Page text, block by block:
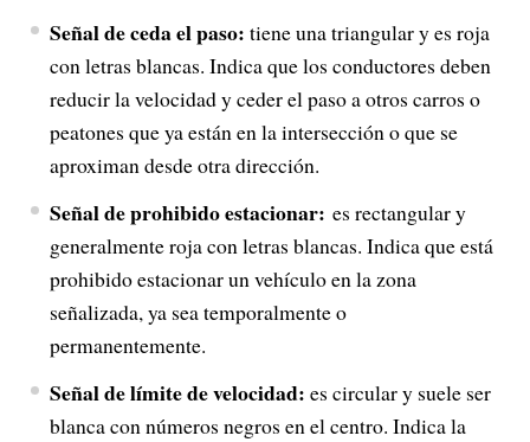
Señal de ceda el paso: tiene una triangular y es roja
con letras blancas. Indica que los conductores deben
reducir la velocidad y ceder el paso a otros carros o
peatones que ya están en la intersección o que se
aproximan desde otra dirección.
Señal de prohibido estacionar: es rectangular y
generalmente roja con letras blancas. Indica que está
prohibido estacionar un vehículo en la zona
señalizada, ya sea temporalmente o
permanentemente.
Señal de límite de velocidad: es circular y suele ser
blanca con números negros en el centro. Indica la